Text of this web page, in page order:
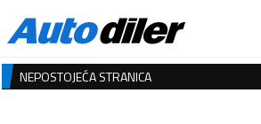
NEPOSTOJEĆA STRANICA